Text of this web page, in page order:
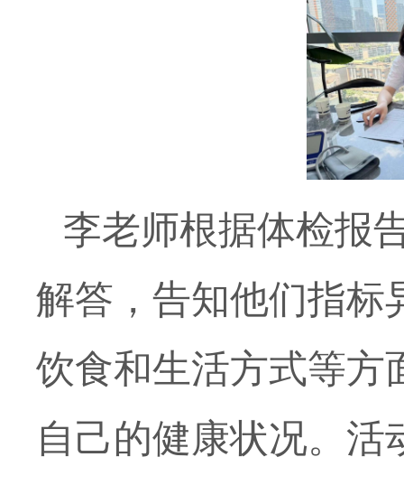
李老师根据体检报
解答，告知他们指标
饮食和生活方式等方
自己的健康状况。活